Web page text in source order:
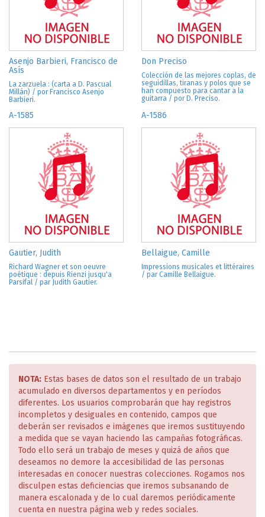
Asenjo Barbieri, Francisco de
Asís
La zarzuela : (carta a D. Pascual
Millán) / por Francisco Asenjo
Barbieri.
Don Preciso
Colección de las mejores coplas, de
seguidillas, tiranas y polos que se
han compuesto para cantar a la
guitarra / por D. Preciso.
A-1585
Gautier, Judith
Richard Wagner et son oeuvre
poétique : depuis Rienzi jusqu'a
Parsifal / par Judith Gautier.
A-1586
Bellaigue, Camille
Impressions musicales et littéraires
/ par Camille Bellaigue.
NOTA: Estas bases de datos son el resultado de un trabajo
acumulado en diversos departamentos y en períodos
diferentes. Los usuarios comprobarán que hay registros
incompletos y desiguales en contenido, campos que
deberán ser revisados e imágenes que iremos sustituyendo
a medida que se vayan haciendo las campañas fotográficas.
Todo ello será un trabajo de meses y quizá de años que
deseamos no demore la accesibilidad de las personas
interesadas en conocer nuestras colecciones. Rogamos nos
disculpen estas deficiencias que iremos subsanando de
manera escalonada y de lo cual daremos periódicamente
cuenta en nuestra página web y redes sociales.